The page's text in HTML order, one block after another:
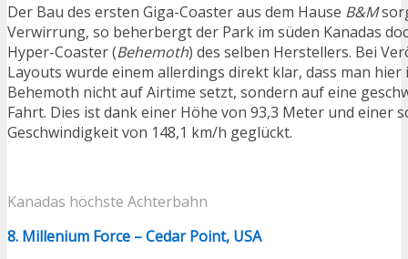
Der Bau des ersten Giga-Coaster aus dem Hause B&M
Verwirrung, so beherbergt der Park im süden Kanadas
Hyper-Coaster (Behemoth) des selben Herstellers. Bei
Layouts wurde einem allerdings direkt klar, dass man hier
Behemoth nicht auf Airtime setzt, sondern auf eine
Fahrt. Dies ist dank einer Höhe von 93,3 Meter und einer
Geschwindigkeit von 148,1 km/h geglückt.
Kanadas höchste Achterbahn
8. Millenium Force – Cedar Point, USA